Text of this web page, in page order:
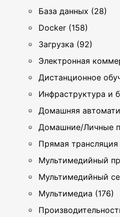
База данных (28)
Docker (158)
Загрузка (92)
Электронная
Дистанционное
Инфраструктура и
Домашняя
Домашние/Личные
Прямая трансляция
Мультимедийный
Мультимедийный
Мультимедиа (176)